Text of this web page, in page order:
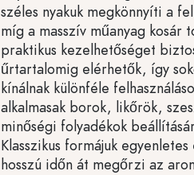
széles nyakuk megkönnyíti a
míg a masszív műanyag kosár
praktikus kezelhetőséget
űrtartalomig elérhetők, így
kínálnak különféle
alkalmasak borok, likőrök,
minőségi folyadékok
Klasszikus formájuk
hosszú időn át megőrzi az